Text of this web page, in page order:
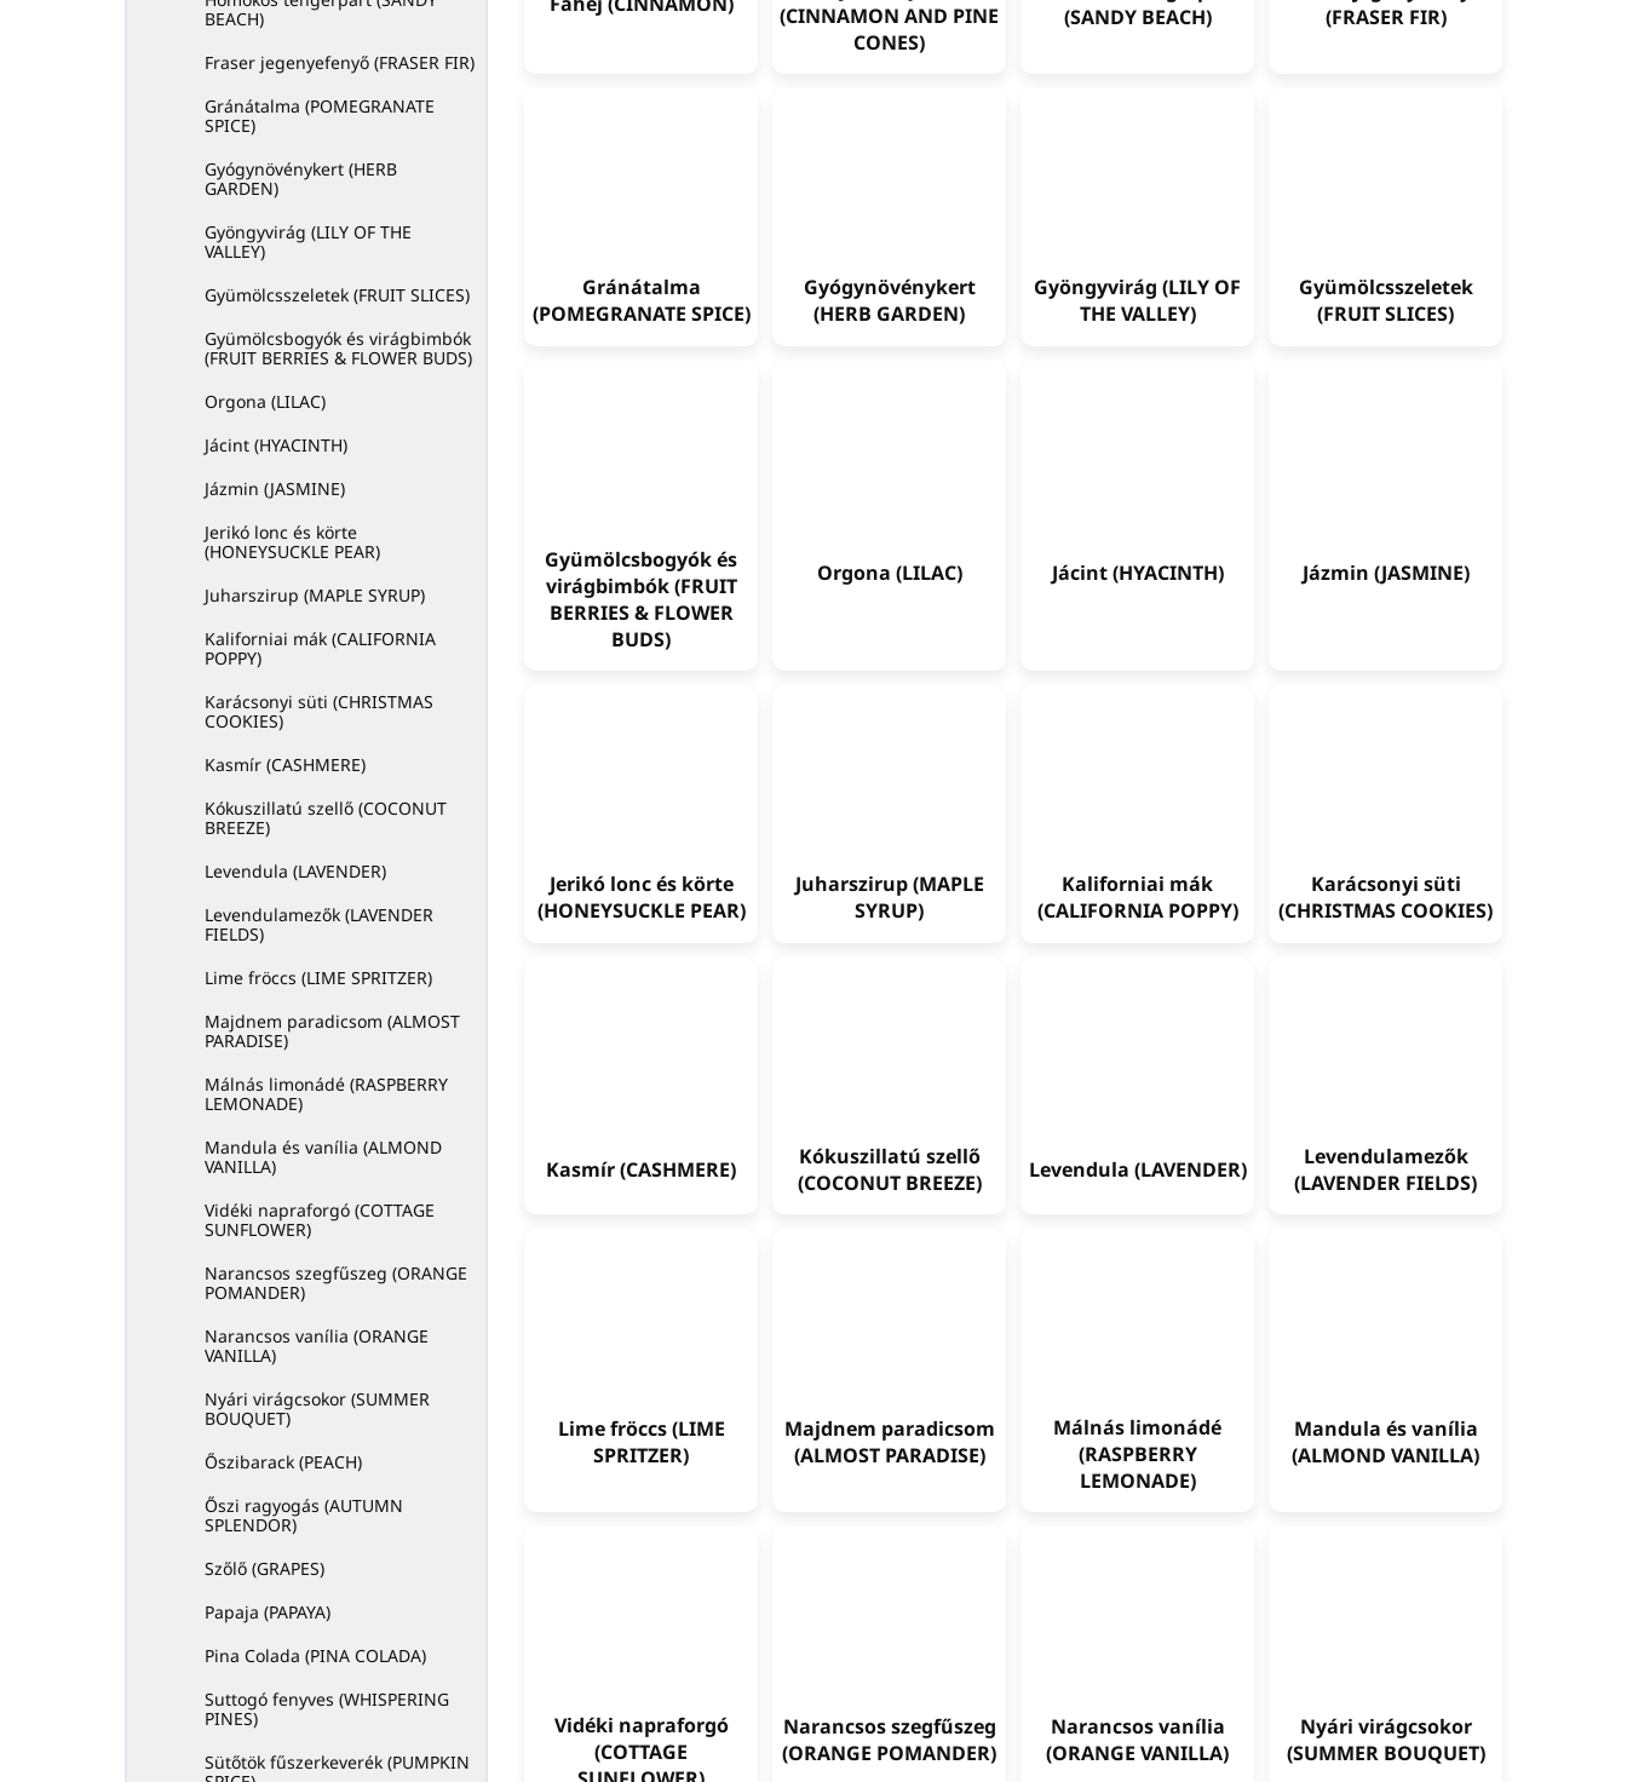
BEACH)
Fraser jegenyefenyő (FRASER FIR)
Gránátalma (POMEGRANATE
SPICE)
Gyógynövénykert (HERB
GARDEN)
Gyöngyvirág (LILY OF THE
VALLEY)
Gyümölcsszeletek (FRUIT SLICES)
Gyümölcsbogyók és virágbimbók
(FRUIT BERRIES & FLOWER BUDS)
Orgona (LILAC)
Jácint (HYACINTH)
Jázmin (JASMINE)
Jerikó lonc és körte
(HONEYSUCKLE PEAR)
Juharszirup (MAPLE SYRUP)
Kaliforniai mák (CALIFORNIA
POPPY)
Karácsonyi süti (CHRISTMAS
COOKIES)
Kasmír (CASHMERE)
Kókuszillatú szellő (COCONUT
BREEZE)
Levendula (LAVENDER)
Levendulamezők (LAVENDER
FIELDS)
Lime fröccs (LIME SPRITZER)
Majdnem paradicsom (ALMOST
PARADISE)
Málnás limonádé (RASPBERRY
LEMONADE)
Mandula és vanília (ALMOND
VANILLA)
Vidéki napraforgó (COTTAGE
SUNFLOWER)
Narancsos szegfűszeg (ORANGE
POMANDER)
Narancsos vanília (ORANGE
VANILLA)
Nyári virágcsokor (SUMMER
BOUQUET)
Őszibarack (PEACH)
Őszi ragyogás (AUTUMN
SPLENDOR)
Szőlő (GRAPES)
Papaja (PAPAYA)
Pina Colada (PINA COLADA)
Suttogó fenyves (WHISPERING
PINES)
Sütőtök fűszerkeverék (PUMPKIN
(CINNAMON AND PINE
CONES)
(SANDY BEACH)
(FRASER FIR)
Gránátalma
(POMEGRANATE SPICE)
Gyógynövénykert
(HERB GARDEN)
Gyöngyvirág (LILY OF
THE VALLEY)
Gyümölcsszeletek
(FRUIT SLICES)
Gyümölcsbogyók és
virágbimbók (FRUIT
BERRIES & FLOWER
BUDS)
Orgona (LILAC) Jácint (HYACINTH) Jázmin (JASMINE)
Jerikó lonc és körte
(HONEYSUCKLE PEAR)
Juharszirup (MAPLE
SYRUP)
Kaliforniai mák
(CALIFORNIA POPPY)
Karácsonyi süti
(CHRISTMAS COOKIES)
Kasmír (CASHMERE)
Kókuszillatú szellő
(COCONUT BREEZE)
Levendula (LAVENDER)
Levendulamezők
(LAVENDER FIELDS)
Lime fröccs (LIME
SPRITZER)
Majdnem paradicsom
(ALMOST PARADISE)
Málnás limonádé
(RASPBERRY
LEMONADE)
Mandula és vanília
(ALMOND VANILLA)
Vidéki napraforgó
(COTTAGE
Narancsos szegfűszeg
(ORANGE POMANDER)
Narancsos vanília
(ORANGE VANILLA)
Nyári virágcsokor
(SUMMER BOUQUET)